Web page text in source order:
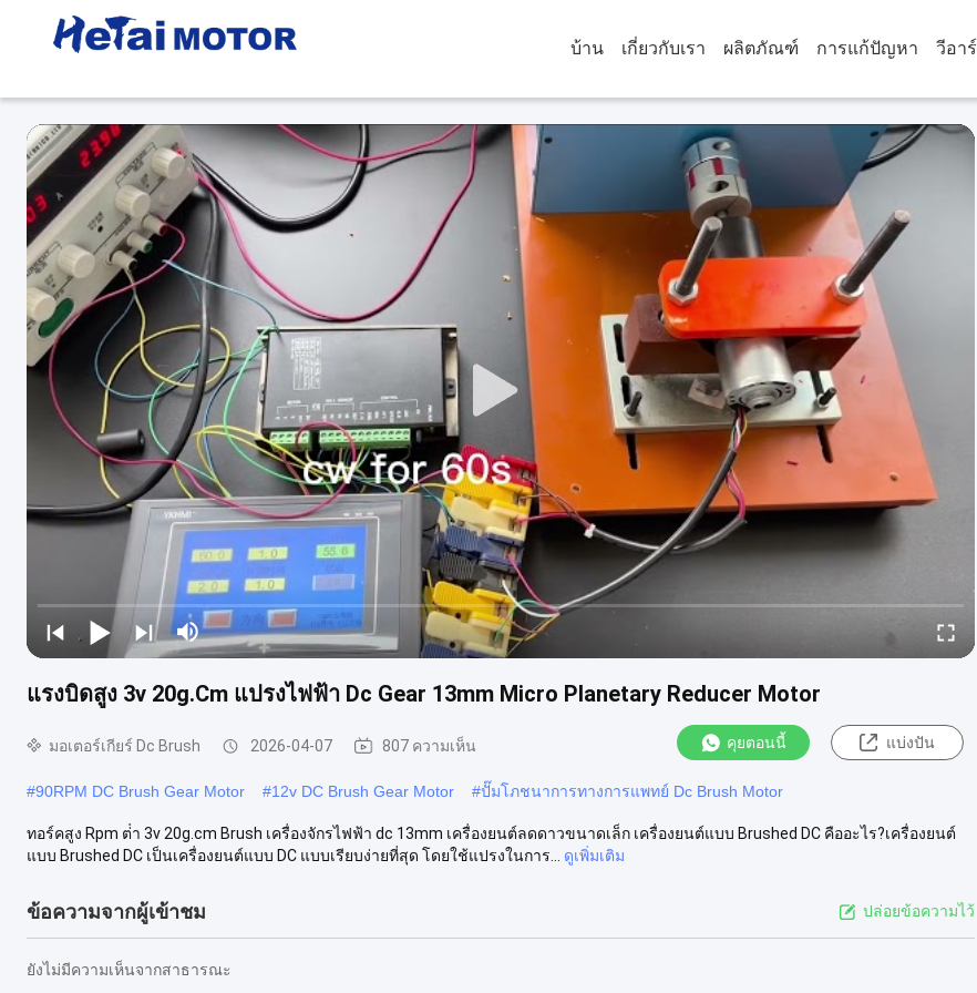
บ้าน เกี่ยวกับเรา ผลิตภัณฑ์ การแก้ปัญหา วีอาร์
แรงบิดสูง 3v 20g.Cm แปรงไฟฟ้า Dc Gear 13mm Micro Planetary Reducer Motor
มอเตอร์เกียร์ Dc Brush 2026-04-07 807 ความเห็น คุยตอนนี้ แบ่งปัน
#90RPM DC Brush Gear Motor #12v DC Brush Gear Motor #ปั๊มโภชนาการทางการแพทย์ Dc Brush Motor
ทอร์คสูง Rpm ต่ํา 3v 20g.cm Brush เครื่องจักรไฟฟ้า dc 13mm เครื่องยนต์ลดดาวขนาดเล็ก เครื่องยนต์แบบ Brushed DC คืออะไร?เครื่องยนต์
แบบ Brushed DC เป็นเครื่องยนต์แบบ DC แบบเรียบง่ายที่สุด โดยใช้แปรงในการ...
ดูเพิ่มเติม
ข้อความจากผู้เข้าชม ปล่อยข้อความไว้
ยังไม่มีความเห็นจากสาธารณะ